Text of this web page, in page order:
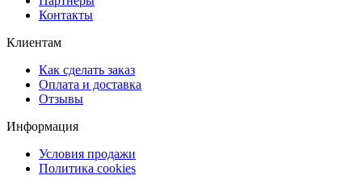
Контакты
Клиентам
Как сделать заказ
Оплата и доставка
Отзывы
Информация
Условия продажи
Политика cookies